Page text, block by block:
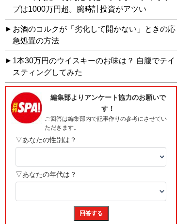
プは1000万円超。腕時計投資がアツい
お酒のコルクが「劣化して開かない」ときの応
急処置の方法
1本30万円のウイスキーのお味は？ 自腹でテイ
スティングしてみた